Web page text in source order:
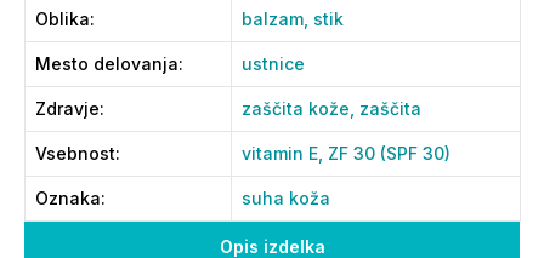
Opis izdelka
Oblika: balzam, stik
Mesto delovanja: ustnice
Zdravje: zaščita kože, zaščita
Vsebnost: vitamin E, ZF 30 (SPF 30)
Oznaka: suha koža